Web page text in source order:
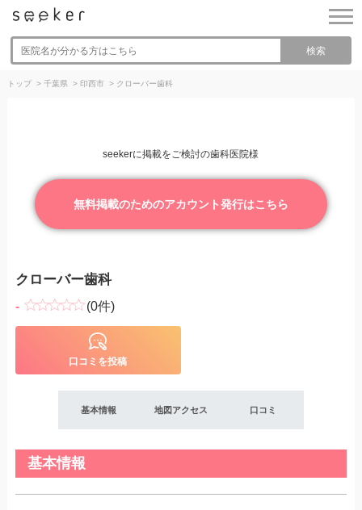
検索
トップ > 千葉県 > 印西市 > クローバー歯科
seekerに掲載をご検討の歯科医院様
無料掲載のためのアカウント発行はこちら
クローバー歯科
- (0件)
口コミを投稿
基本情報 地図アクセス 口コミ
基本情報